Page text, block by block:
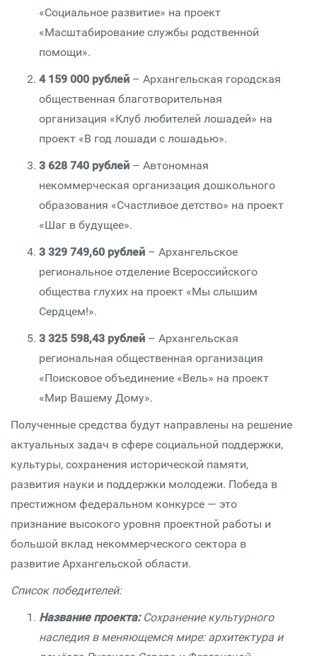
«Социальное развитие» на проект
«Масштабирование службы родственной
помощи».
4 159 000 рублей – Архангельская городская
общественная благотворительная
организация «Клуб любителей лошадей» на
проект «В год лошади с лошадью».
3 628 740 рублей – Автономная
некоммерческая организация дошкольного
образования «Счастливое детство» на проект
«Шаг в будущее».
3 329 749,60 рублей – Архангельское
региональное отделение Всероссийского
общества глухих на проект «Мы слышим
Сердцем!».
3 325 598,43 рублей – Архангельская
региональная общественная организация
«Поисковое объединение «Вель» на проект
«Мир Вашему Дому».
Полученные средства будут направлены на решение
актуальных задач в сфере социальной поддержки,
культуры, сохранения исторической памяти,
развития науки и поддержки молодежи. Победа в
престижном федеральном конкурсе — это
признание высокого уровня проектной работы и
большой вклад некоммерческого сектора в
развитие Архангельской области.
Список победителей:
Название проекта:Сохранение культурного
наследия в меняющемся мире: архитектура и